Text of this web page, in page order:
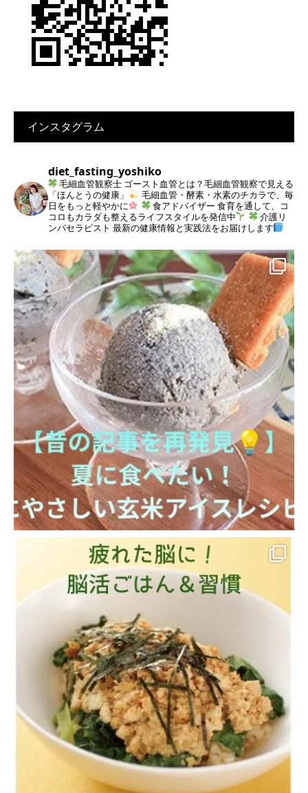
インスタグラム
diet_fasting_yoshiko
毛細血管観察士 ゴースト血管とは？毛細血管観察で見える
「ほんとうの健康」
毛細血管・酵素・水素のチカラで、毎
日をもっと軽やかに
食アドバイザー 食育を通して、コ
コロもカラダも整えるライフスタイルを発信中
介護リ
ンパセラピスト 最新の健康情報と実践法をお届けします